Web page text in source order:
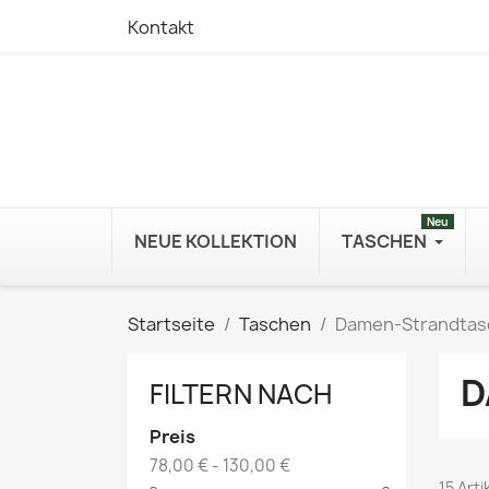
Kontakt
NEUE KOLLEKTION TASCHEN
Neu
Startseite Taschen Damen-
FILTERN NACH
Preis
78,00 € - 130,00 €